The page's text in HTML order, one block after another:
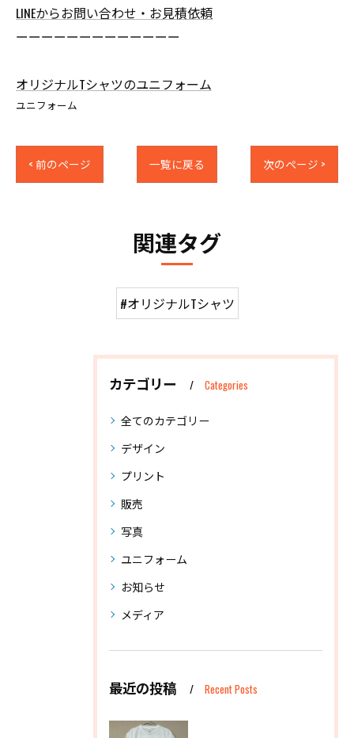
LINEからお問い合わせ・お見積依頼
ーーーーーーーーーーーーー
オリジナルTシャツのユニフォーム
ユニフォーム
< 前のページ 一覧に戻る 次のページ >
関連タグ
#オリジナルTシャツ
カテゴリー Categories
全てのカテゴリー
デザイン
プリント
販売
写真
ユニフォーム
お知らせ
メディア
最近の投稿 Recent Posts